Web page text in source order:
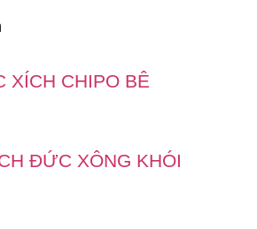
XÍCH CHIPO BÊ
ĐỨC XÔNG KHÓI